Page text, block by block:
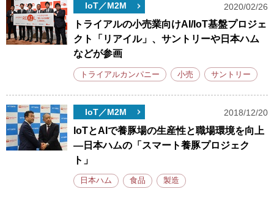
IoT／M2M 2020/02/26
トライアルの小売業向けAI/IoT基盤プロジェ
クト「リアイル」、サントリーや日本ハム
などが参画
トライアルカンパニー 小売 サントリー
IoT／M2M 2018/12/20
IoTとAIで養豚場の生産性と職場環境を向上
―日本ハムの「スマート養豚プロジェク
ト」
日本ハム 食品 製造